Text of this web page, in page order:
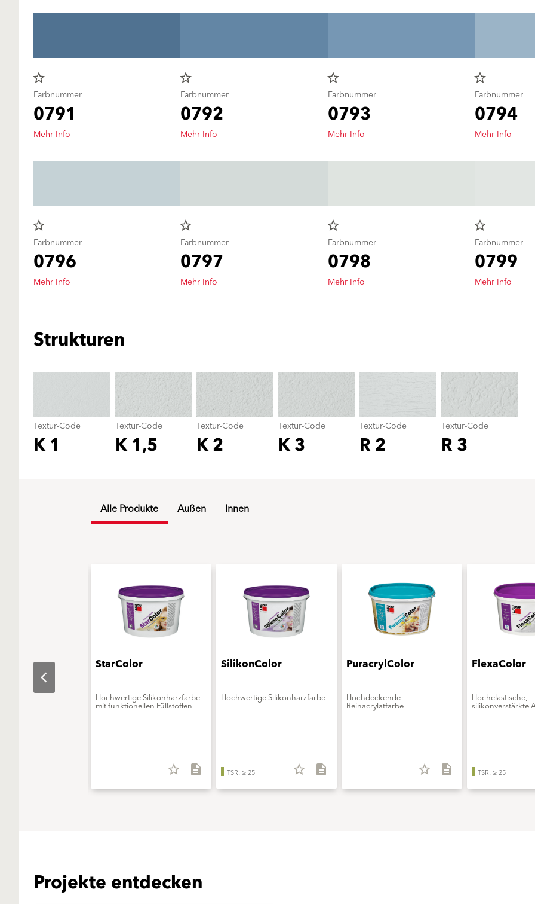
star_border
Farbnummer
0791
Mehr Info
star_border
Farbnummer
0792
Mehr Info
star_border
Farbnummer
0793
Mehr Info
star_border
Farbnummer
0794
Mehr Info
star_border
Farbnummer
0796
Mehr Info
star_border
Farbnummer
0797
Mehr Info
star_border
Farbnummer
0798
Mehr Info
star_border
Farbnummer
0799
Mehr Info
Strukturen
Textur-Code
K 1
Textur-Code
K 1,5
Textur-Code
K 2
Textur-Code
K 3
Textur-Code
R 2
Textur-Code
R 3
Alle Produkte Außen Innen
StarColor
Hochwertige Silikonharzfarbe
mit funktionellen Füllstoffen
star_border description
SilikonColor
Hochwertige Silikonharzfarbe
TSR: ≥ 25 star_border description
PuracrylColor
Hochdeckende
Reinacrylatfarbe
star_border description
FlexaColor
Hochelastische,
silikonverstärkte
TSR: ≥ 25
Projekte entdecken